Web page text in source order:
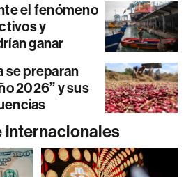
el fenómeno
y
ganar
se preparan
2026” y sus
internacionales